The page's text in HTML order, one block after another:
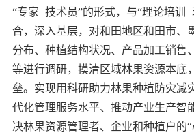
“专家+技术员”的形式，与“理论培训
合，深入基层，对和田地区和田市、
分布、种植结构状况、产品加工销售
等进行调研，摸清区域林果资源本底
垒。实现用科研助力林果种植防灾减
代化管理服务水平、推动产业生产智
决林果资源管理者、企业和种植户的